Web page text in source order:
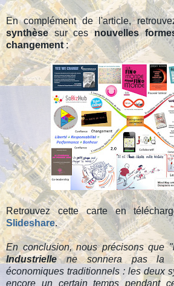
En complément de l'article,
synthèsesur cesnouvelles
changement:
Retrouvez cette carte en
Slideshare.
En conclusion, nous précisons que
Industriellene sonnera pas la
économiques traditionnels : les deux
encore un certain temps pendant